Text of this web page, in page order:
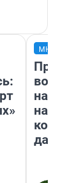
нам
даже